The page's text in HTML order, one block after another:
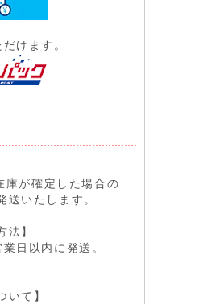
けます。
が確定した場合の
送いたします。
法】
日以内に発送。
いて】